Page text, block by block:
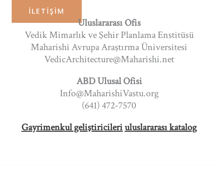
İLETIŞIM
Uluslararası Ofis
Vedik Mimarlık ve Şehir Planlama Enstitüsü
Maharishi Avrupa Araştırma Üniversitesi
VedicArchitecture@Maharishi.net
ABD Ulusal Ofisi
Info@MaharishiVastu.org
(641) 472-7570
Gayrimenkul geliştiricileriuluslararası katalog